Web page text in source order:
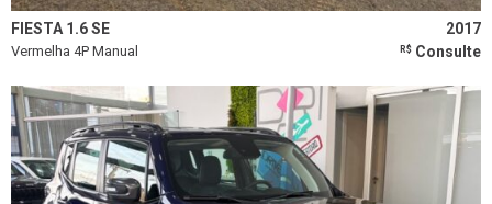
FIESTA 1.6 SE 2017
Vermelha 4P Manual R$ Consulte